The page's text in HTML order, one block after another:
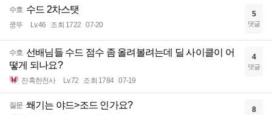
수호 수드 2차스탯
쿵뚜 Lv.46 조회 1722 07-20
5
댓글
수호 선배님들 수드 점수 좀 올려볼려는데 딜 사이클이 어
떻게 되나요?
잔혹한천사 Lv.72 조회 1784 07-19
4
댓글
질문 쐐기는 야드>조드 인가요? 8